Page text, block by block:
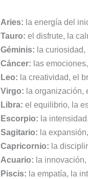
Aries: la energía del
Tauro: el disfrute, la
Géminis: la
Cáncer: las
Leo: la creatividad, el
Virgo: la organización,
Libra: el equilibrio, la
Escorpio: la
Sagitario: la
Capricornio: la
Acuario: la
Piscis: la empatía, la